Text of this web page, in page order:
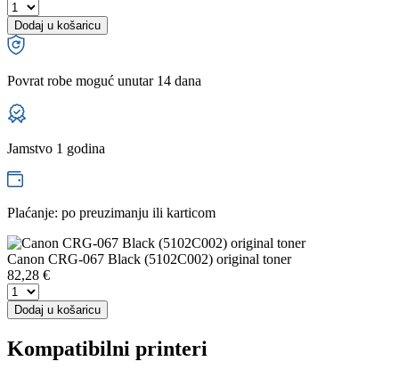
Dodaj u košaricu
Povrat robe moguć unutar 14 dana
Jamstvo 1 godina
Plaćanje: po preuzimanju ili karticom
Canon CRG-067 Black (5102C002) original toner
82,28 €
Dodaj u košaricu
Kompatibilni printeri